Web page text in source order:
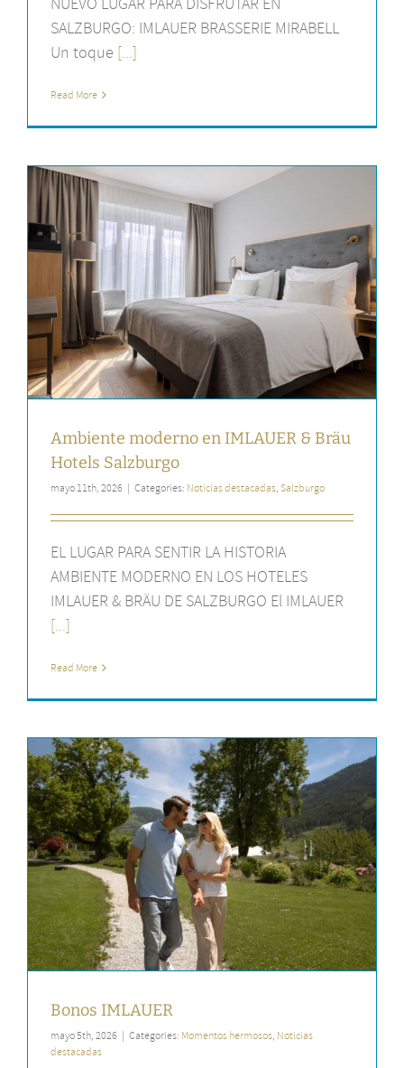
SALZBURGO: IMLAUER BRASSERIE MIRABELL
Un toque [...]
Read More
Ambiente moderno en IMLAUER & Bräu
Hotels Salzburgo
mayo 11th, 2026 | Categories: Noticias destacadas, Salzburgo
EL LUGAR PARA SENTIR LA HISTORIA
AMBIENTE MODERNO EN LOS HOTELES
IMLAUER & BRÄU DE SALZBURGO El IMLAUER
[...]
Read More
Bonos IMLAUER
mayo 5th, 2026 | Categories: Momentos hermosos, Noticias
destacadas